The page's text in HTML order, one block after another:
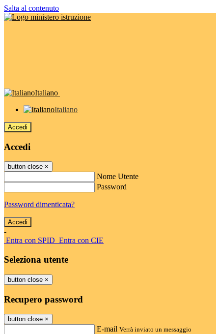
Salta al contenuto
Italiano
Italiano
Accedi
Accedi
button close ×
Nome Utente
Password
Password dimenticata?
-
Entra con SPID Entra con CIE
Seleziona utente
button close ×
Recupero password
button close ×
E-mail Verrà inviato un messaggio